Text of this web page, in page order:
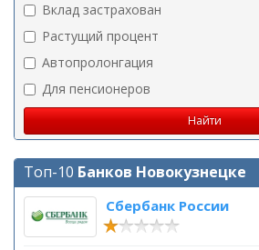
Вклад застрахован
Растущий процент
Автопролонгация
Для пенсионеров
Топ-10 Банков Новокузнецке
Сбербанк России